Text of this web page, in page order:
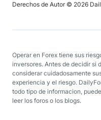
Derechos de Autor © 2026
Operar en Forex tiene sus
inversores. Antes de decidir si
considerar cuidadosamente
experiencia y el riesgo.
todo tipo de informacion,
leer los foros o los blogs.